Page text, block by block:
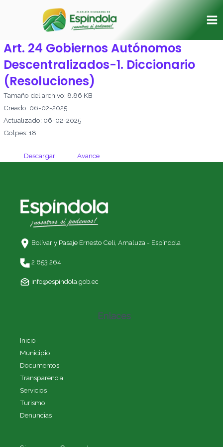
Art. 24 Gobiernos Autónomos
Descentralizados-1. Diccionario
(Resoluciones)
Tamaño del archivo: 8.86 KB
Creado: 06-02-2025
Actualizado: 06-02-2025
Golpes: 18
Descargar Avance
Bolívar y Pasaje Ernesto Celi, Amaluza - Espíndola
2 653 264
info@espindola.gob.ec
Enlaces
Inicio
Municipio
Documentos
Transparencia
Servicios
Turismo
Denuncias